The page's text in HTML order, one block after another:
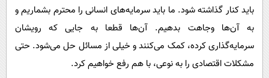
باید کنار گذاشته شود. ما باید سرمایه‌های انسانی را محترم بشماریم و
به آن‌ها وجاهت بدهیم. آن‌ها قطعا به جایی که رویشان
سرمایه‌گذاری کرده، کمک می‌کنند و خیلی از مسائل حل می‌شود. حتی
مشکلات اقتصادی را به نوعی، با هم رفع خواهیم کرد.